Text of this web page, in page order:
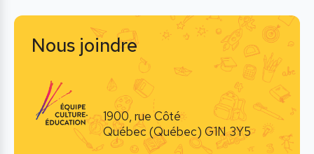
Nous joindre
1900, rue Côté
Québec (Québec) G1N 3Y5